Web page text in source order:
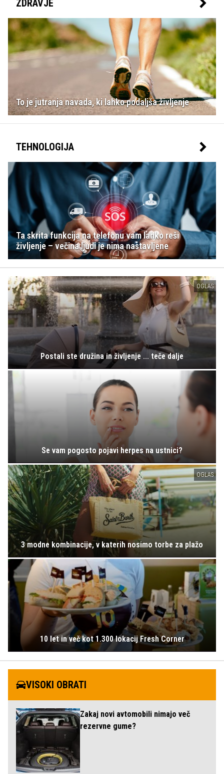
ZDRAVJE
To je jutranja navada, ki lahko podaljša življenje
TEHNOLOGIJA
Ta skrita funkcija na telefonu vam lahko reši
življenje – večina ljudi je nima nastavljene
OGLAS
Postali ste družina in življenje ... teče dalje
Se vam pogosto pojavi herpes na ustnici?
OGLAS
3 modne kombinacije, v katerih nosimo torbe za plažo
10 let in več kot 1.300 lokacij Fresh Corner
VISOKI OBRATI
Zakaj novi avtomobili nimajo več
rezervne gume?